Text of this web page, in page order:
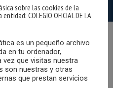
de Castilla-La Mancha,
económico que muchos
han atravesado durante los
llevar a cabo una
sobre las cookies de la
COLEGIO OFICIAL DE LA
es un pequeño archivo
en tu ordenador,
vez que visitas nuestra
son nuestras y otras
que prestan servicios